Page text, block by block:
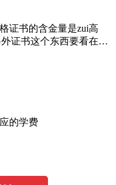
证书的含金量是zui高
证书这个东西要看在哪
的学费